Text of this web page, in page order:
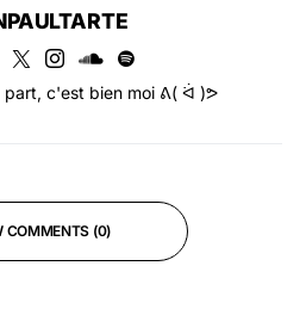
part, c'est bien moi ᕕ( ᐛ )ᕗ
COMMENTS (0)